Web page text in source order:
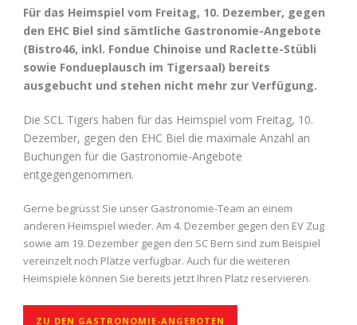
Für das Heimspiel vom Freitag, 10. Dezember, gegen
den EHC Biel sind sämtliche Gastronomie-Angebote
(Bistro46, inkl. Fondue Chinoise und Raclette-Stübli
sowie Fondueplausch im Tigersaal) bereits
ausgebucht und stehen nicht mehr zur Verfügung.
Die SCL Tigers haben für das Heimspiel vom Freitag, 10.
Dezember, gegen den EHC Biel die maximale Anzahl an
Buchungen für die Gastronomie-Angebote
entgegengenommen.
Gerne begrüsst Sie unser Gastronomie-Team an einem
anderen Heimspiel wieder. Am 4. Dezember gegen den EV Zug
sowie am 19. Dezember gegen den SC Bern sind zum Beispiel
vereinzelt noch Plätze verfügbar. Auch für die weiteren
Heimspiele können Sie bereits jetzt Ihren Platz reservieren.
ZU DEN GASTRONOMIE-ANGEBOTEN